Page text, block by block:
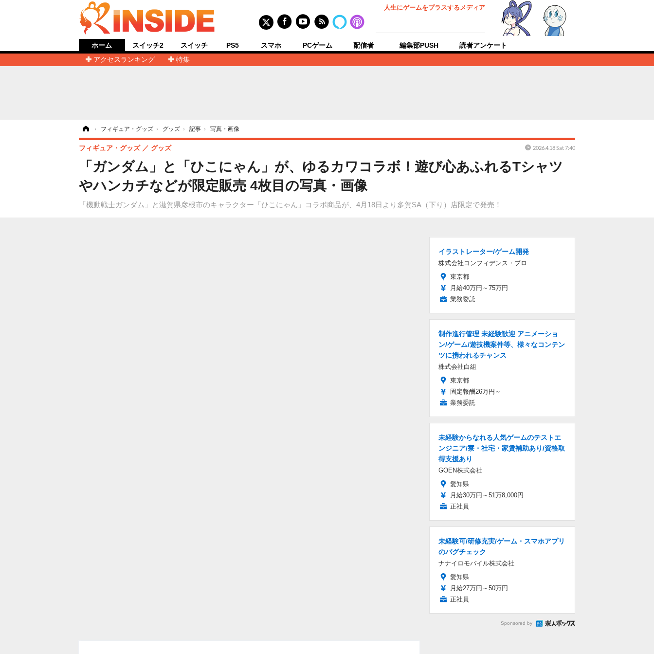
人生にゲームをプラスするメディア
ホーム
アクセスランキング
特集
スイッチ2 スイッチ PS5 スマホ PCゲーム 配信者 編集部PUSH 読者アンケート
› フィギュア・グッズ › グッズ › 記事 › 写真・画像
「ガンダム」と「ひこにゃん」が、ゆるカワコラボ！遊び心あふれるTシャツ
やハンカチなどが限定販売 4枚目の写真・画像
「機動戦士ガンダム」と滋賀県彦根市のキャラクター「ひこにゃん」コラボ商品が、4月18日より多賀SA（下り）店限定で発売！
フィギュア・グッズ グッズ 2026.4.18 Sat 7:40
イラストレーター/ゲーム開発
株式会社コンフィデンス・プロ
東京都
月給40万円～75万円
業務委託
制作進行管理 未経験歓迎 アニメーショ
ン/ゲーム/遊技機案件等、様々なコンテン
ツに携われるチャンス
株式会社白組
東京都
固定報酬26万円～
業務委託
未経験からなれる人気ゲームのテストエ
ンジニア/寮・社宅・家賃補助あり/資格取
得支援あり
GOEN株式会社
愛知県
月給30万円～51万8,000円
正社員
未経験可/研修充実/ゲーム・スマホアプリ
のバグチェック
ナナイロモバイル株式会社
愛知県
月給27万円～50万円
正社員
Sponsored by